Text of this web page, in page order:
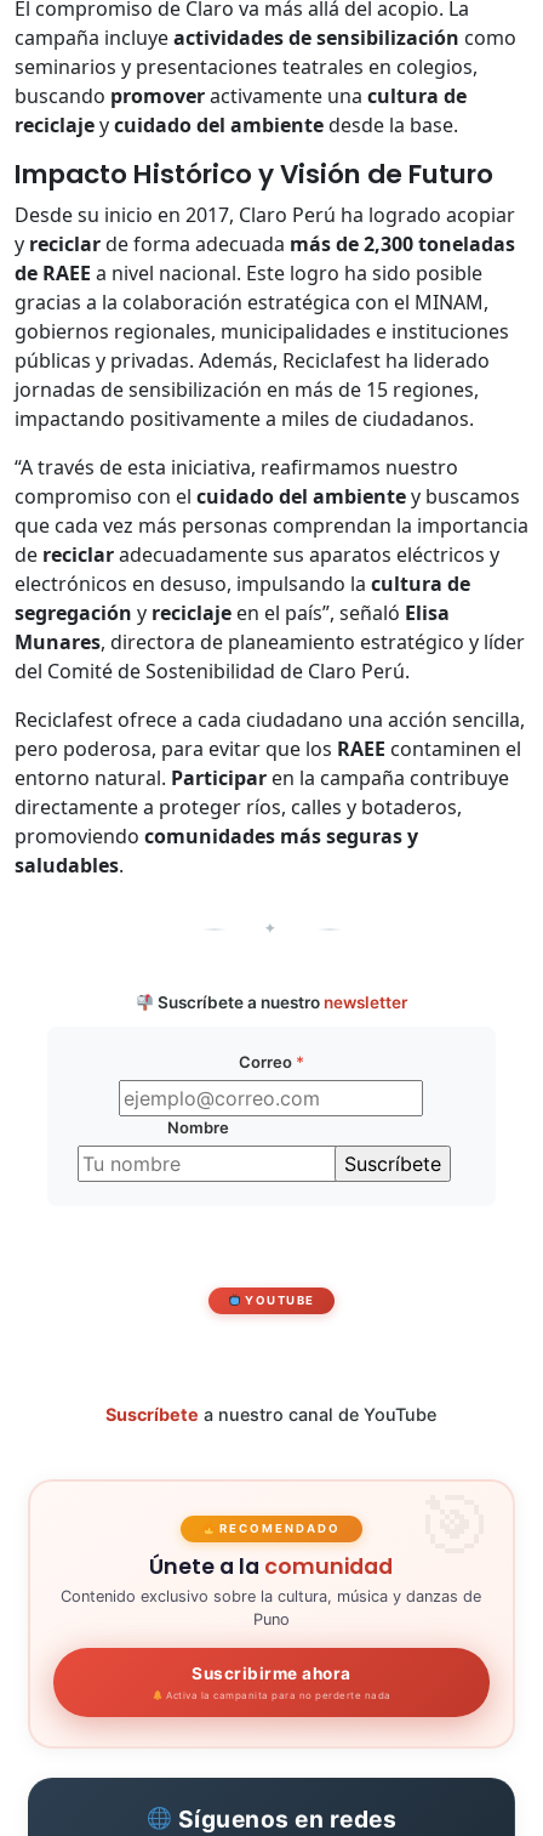
El compromiso de Claro va más allá del acopio. La
campaña incluyeactividades de sensibilización como
seminarios y presentaciones teatrales en colegios,
buscando promoveractivamente una cultura de
reciclajeycuidado del ambientedesde la base.
Impacto Histórico y Visión de Futuro
Desde su inicio en 2017, Claro Perú ha logrado acopiar
y reciclarde forma adecuada más de 2,300 toneladas
de RAEE a nivel nacional. Este logro ha sido posible
gracias a la colaboración estratégica con el MINAM,
gobiernos regionales, municipalidades e instituciones
públicas y privadas. Además, Reciclafest ha liderado
jornadas de sensibilización en más de 15 regiones,
impactando positivamente a miles de ciudadanos.
“A través de esta iniciativa, reafirmamos nuestro
compromiso con el cuidado del ambientey buscamos
que cada vez más personas comprendan la importancia
de reciclaradecuadamente sus aparatos eléctricos y
electrónicos en desuso, impulsando la cultura de
segregación y reciclaje en el país”, señaló Elisa
Munares, directora de planeamiento estratégico y líder
del Comité de Sostenibilidad de Claro Perú.
Reciclafest ofrece a cada ciudadano una acción sencilla,
pero poderosa, para evitar que los RAEE contaminen el
entorno natural. Participar en la campaña contribuye
directamente a proteger ríos, calles y botaderos,
promoviendo comunidades más seguras y
saludables.
✦
Suscríbete a nuestro newsletter
Correo *
Nombre
YOUTUBE
Suscríbete a nuestro canal de YouTube
RECOMENDADO
Únete a la comunidad
Contenido exclusivo sobre la cultura, música y danzas de
Puno
Suscribirme ahora
Activa la campanita para no perderte nada
Síguenos en redes